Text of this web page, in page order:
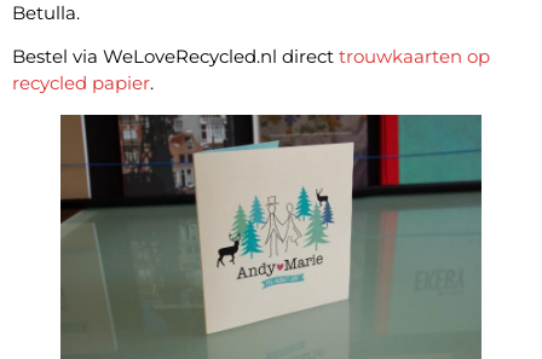
Betulla.
Bestel via WeLoveRecycled.nl direct trouwkaarten op
recycled papier.